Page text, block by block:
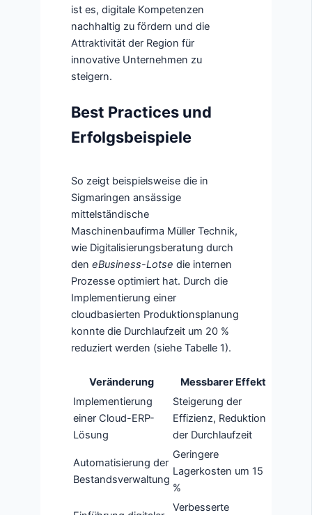
ist es, digitale Kompetenzen
nachhaltig zu fördern und die
Attraktivität der Region für
innovative Unternehmen zu
steigern.
Best Practices und
Erfolgsbeispiele
So zeigt beispielsweise die in
Sigmaringen ansässige
mittelständische
Maschinenbaufirma Müller Technik,
wie Digitalisierungsberatung durch
deneBusiness-Lotse die internen
Prozesse optimiert hat. Durch die
Implementierung einer
cloudbasierten Produktionsplanung
konnte die Durchlaufzeit um 20 %
reduziert werden (siehe Tabelle 1).
Veränderung
Messbarer Effekt
Implementierung
einer Cloud-ERP-
Lösung
Steigerung der
Effizienz, Reduktion
der Durchlaufzeit
Automatisierung der
Bestandsverwaltung
Geringere
Lagerkosten um 15
%
Verbesserte